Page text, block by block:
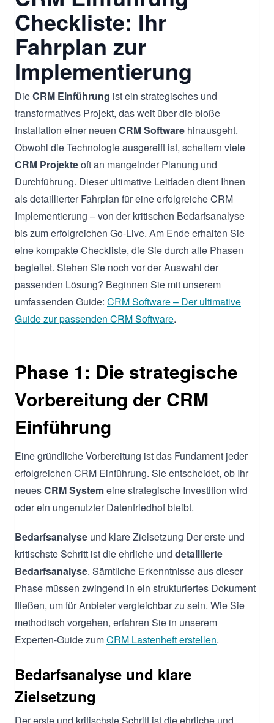
Checkliste: Ihr
Fahrplan zur
Implementierung
DieCRM Einführung ist ein strategisches und
transformatives Projekt, das weit über die bloße
Installation einer neuen CRM Software hinausgeht.
Obwohl die Technologie ausgereift ist, scheitern viele
CRM Projekteoft an mangelnder Planung und
Durchführung. Dieser ultimative Leitfaden dient Ihnen
als detaillierter Fahrplan für eine erfolgreiche CRM
Implementierung – von der kritischen Bedarfsanalyse
bis zum erfolgreichen Go-Live. Am Ende erhalten Sie
eine kompakte Checkliste, die Sie durch alle Phasen
begleitet. Stehen Sie noch vor der Auswahl der
passenden Lösung? Beginnen Sie mit unserem
umfassenden Guide: CRM Software – Der ultimative
Guide zur passenden CRM Software.
Phase 1: Die strategische
Vorbereitung der CRM
Einführung
Eine gründliche Vorbereitung ist das Fundament jeder
erfolgreichen CRM Einführung. Sie entscheidet, ob Ihr
neuesCRM Systemeine strategische Investition wird
oder ein ungenutzter Datenfriedhof bleibt.
Bedarfsanalyse und klare Zielsetzung Der erste und
kritischste Schritt ist die ehrliche und detaillierte
Bedarfsanalyse. Sämtliche Erkenntnisse aus dieser
Phase müssen zwingend in ein strukturiertes Dokument
fließen, um für Anbieter vergleichbar zu sein. Wie Sie
methodisch vorgehen, erfahren Sie in unserem
Experten-Guide zumCRM Lastenheft erstellen.
Bedarfsanalyse und klare
Zielsetzung
Der erste und kritischste Schritt ist die ehrliche und